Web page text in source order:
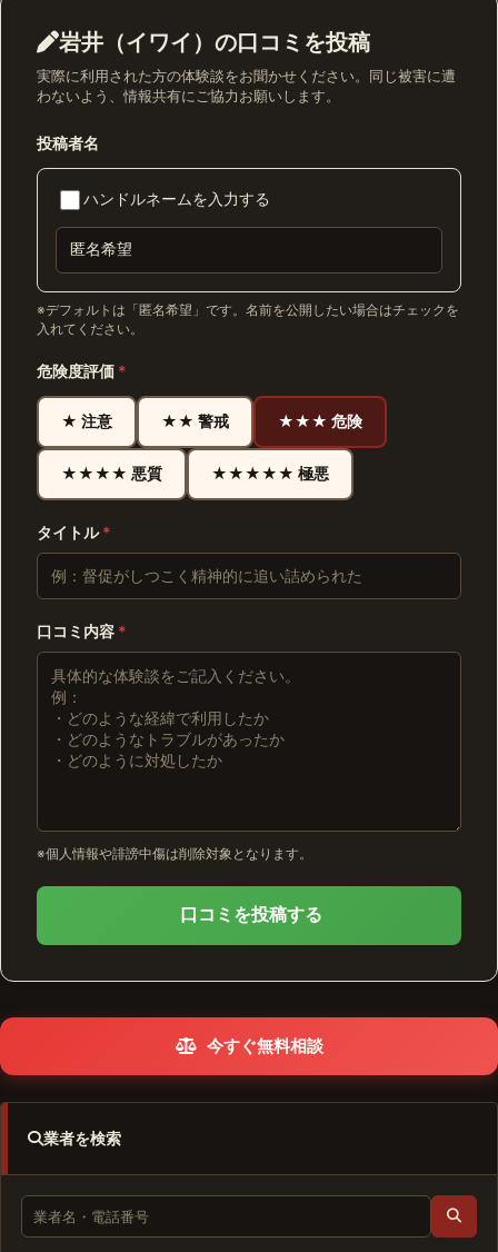
岩井（イワイ）の口コミを投稿
実際に利用された方の体験談をお聞かせください。同じ被害に遭
わないよう、情報共有にご協力お願いします。
投稿者名
ハンドルネームを入力する
※デフォルトは「匿名希望」です。名前を公開したい場合はチェックを
入れてください。
危険度評価 *
★ 注意 ★★ 警戒 ★★★ 危険
★★★★ 悪質 ★★★★★ 極悪
タイトル*
口コミ内容 *
※個人情報や誹謗中傷は削除対象となります。
口コミを投稿する
今すぐ無料相談
業者を検索